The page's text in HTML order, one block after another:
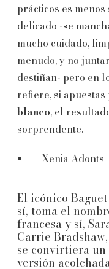
prácticos es
delicado -se
mucho cuidado,
menudo, y no
destiñan- pero en
refiere, si
blanco, el
sorprendente.
Xenia Adonts
El icónico
sí, toma el
francesa y sí,
Carrie
se convirtiera un
versión